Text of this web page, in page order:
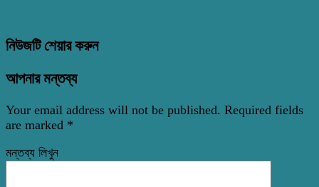
নিউজটি শেয়ার করুন
আপনার মন্তব্য
Your email address will not be published. Required fields
are marked *
মন্তব্য লিখুন